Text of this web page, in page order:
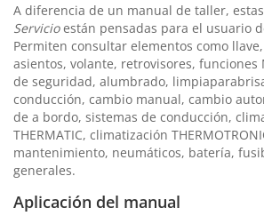
A diferencia de un manual de taller, estas
Servicioestán pensadas para el usuario
Permiten consultar elementos como
asientos, volante, retrovisores, funciones
de seguridad, alumbrado,
conducción, cambio manual, cambio
de a bordo, sistemas de conducción,
THERMATIC, climatización
mantenimiento, neumáticos, batería,
generales.
Aplicación del manual